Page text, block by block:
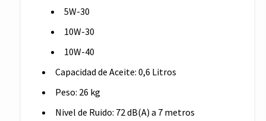
5W-30
10W-30
10W-40
Capacidad de Aceite: 0,6 Litros
Peso: 26 kg
Nivel de Ruido: 72 dB(A) a 7 metros